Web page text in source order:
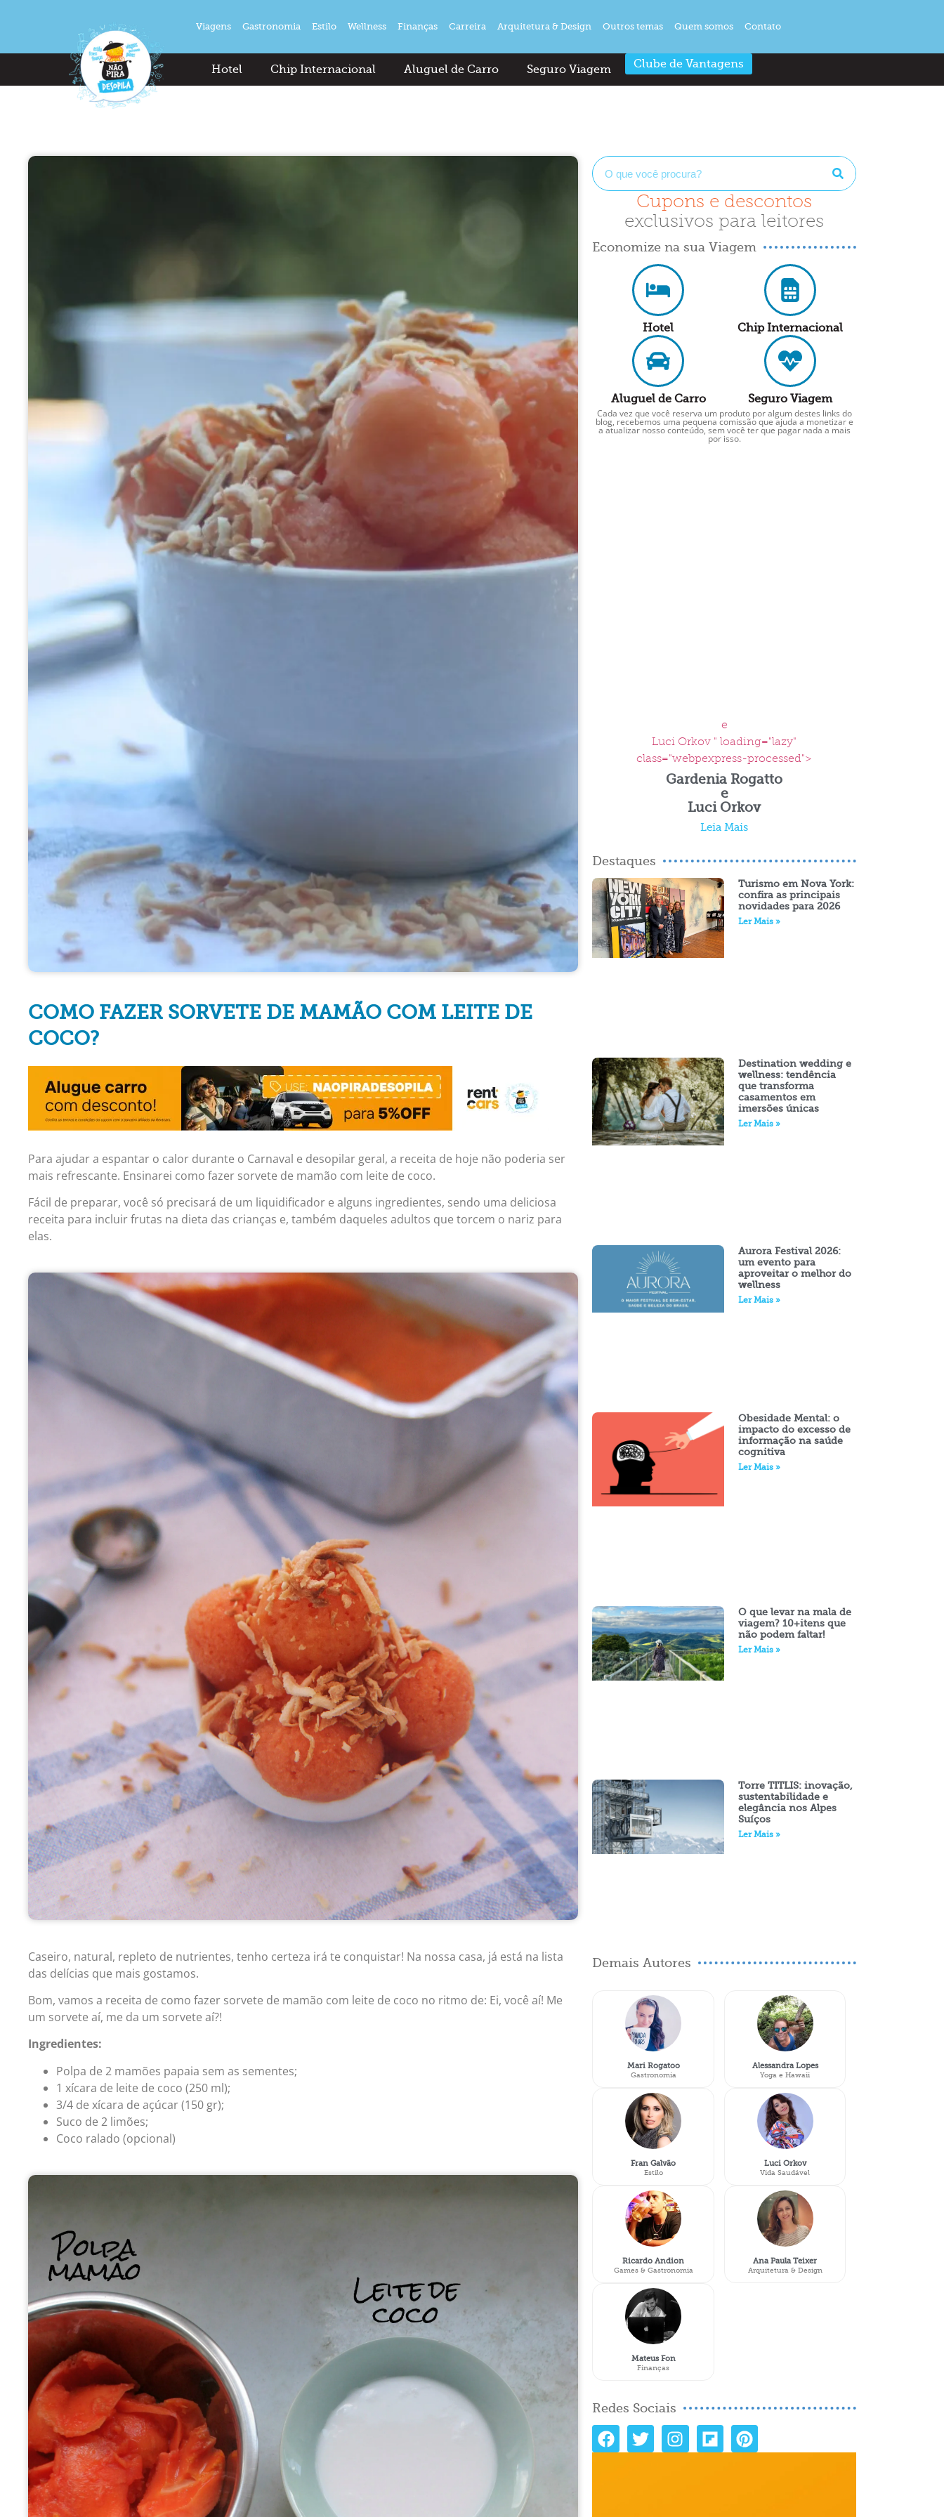
Viagens Gastronomia Estilo Wellness Finanças Carreira Arquitetura & Design Outros temas Quem somos Contato
Hotel Chip Internacional Aluguel de Carro Seguro Viagem Clube de Vantagens
COMO FAZER SORVETE DE MAMÃO COM LEITE DE
COCO?
Para ajudar a espantar o calor durante o Carnaval e desopilar geral, a receita de hoje não poderia ser
mais refrescante. Ensinarei como fazer sorvete de mamão com leite de coco.
Fácil de preparar, você só precisará de um liquidificador e alguns ingredientes, sendo uma deliciosa
receita para incluir frutas na dieta das crianças e, também daqueles adultos que torcem o nariz para
elas.
Caseiro, natural, repleto de nutrientes, tenho certeza irá te conquistar! Na nossa casa, já está na lista
das delícias que mais gostamos.
Bom, vamos a receita de como fazer sorvete de mamão com leite de coco no ritmo de: Ei, você aí! Me
um sorvete aí, me da um sorvete aí?!
Ingredientes:
Polpa de 2 mamões papaia sem as sementes;
1 xícara de leite de coco (250 ml);
3/4 de xícara de açúcar (150 gr);
Suco de 2 limões;
Coco ralado (opcional)
Cupons e descontos
exclusivos para leitores
Economize na sua Viagem
Hotel Chip Internacional
Aluguel de Carro Seguro Viagem
Cada vez que você reserva um produto por algum destes links do
blog, recebemos uma pequena comissão que ajuda a monetizar e
a atualizar nosso conteúdo, sem você ter que pagar nada a mais
por isso.
e
Luci Orkov " loading="lazy"
class="webpexpress-processed">
Gardenia Rogatto
e
Luci Orkov
Leia Mais
Destaques
Turismo em Nova York:
confira as principais
novidades para 2026
Ler Mais »
Destination wedding e
wellness: tendência
que transforma
casamentos em
imersões únicas
Ler Mais »
Aurora Festival 2026:
um evento para
aproveitar o melhor do
wellness
Ler Mais »
Obesidade Mental: o
impacto do excesso de
informação na saúde
cognitiva
Ler Mais »
O que levar na mala de
viagem? 10+itens que
não podem faltar!
Ler Mais »
Torre TITLIS: inovação,
sustentabilidade e
elegância nos Alpes
Suíços
Ler Mais »
Demais Autores
Mari Rogatoo
Gastronomia
Fran Galvão
Estilo
Ricardo Andion
Games & Gastronomia
Mateus Fon
Finanças
Alessandra Lopes
Yoga e Hawaii
Luci Orkov
Vida Saudável
Ana Paula Teixer
Arquitetura & Design
Redes Sociais